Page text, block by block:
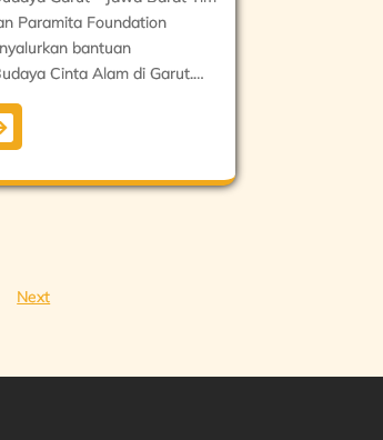
Paramita Foundation
bantuan
Cinta Alam di Garut.…
Next